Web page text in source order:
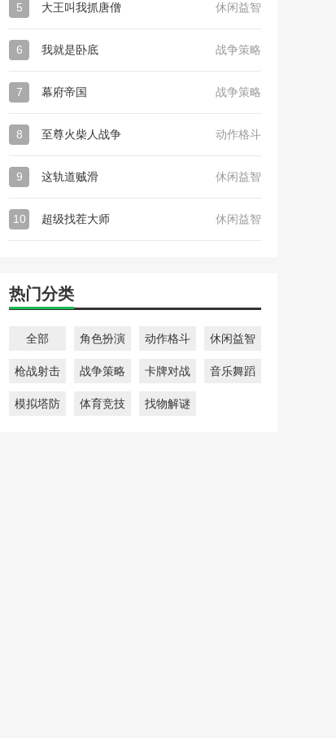
5 大王叫我抓唐僧 休闲益智
6 我就是卧底 战争策略
7 幕府帝国 战争策略
8 至尊火柴人战争 动作格斗
9 这轨道贼滑 休闲益智
10 超级找茬大师 休闲益智
热门分类
全部 角色扮演 动作格斗 休闲益智
枪战射击 战争策略 卡牌对战 音乐舞蹈
模拟塔防 体育竞技 找物解谜